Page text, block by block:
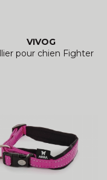
VIVOG
pour chien Fighter